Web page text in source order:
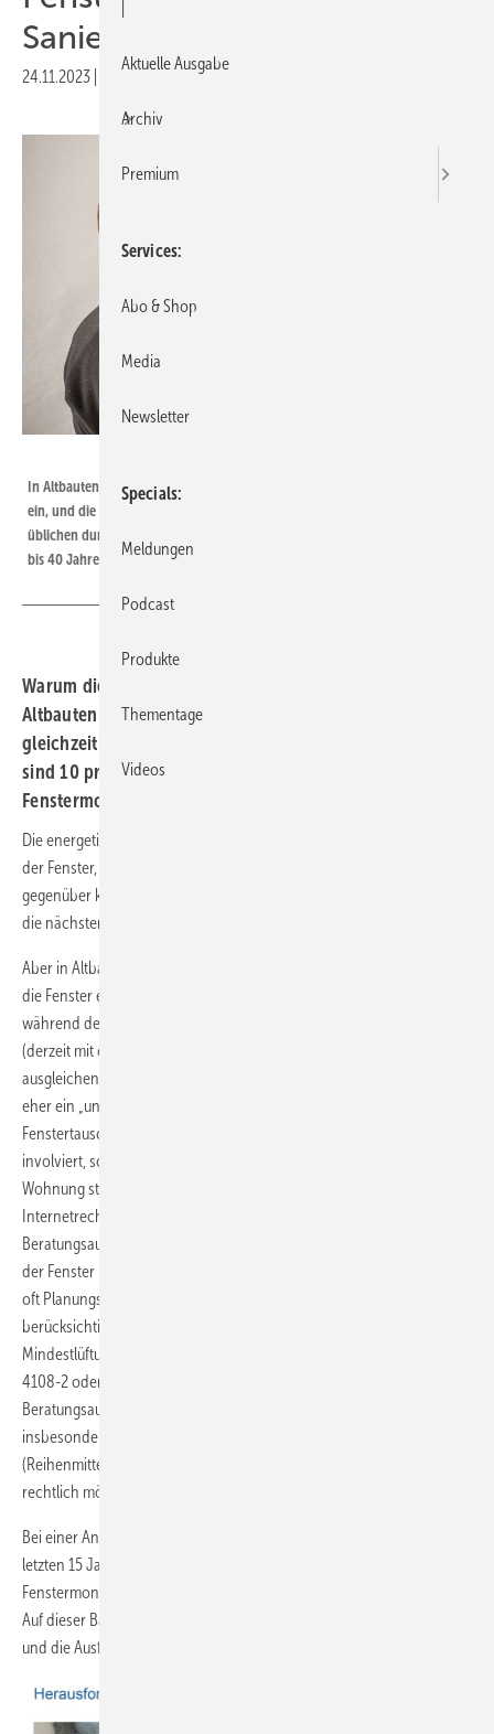
Sanierung
24.11.2023
In Altbauten wirkt eine Vielzahl unterschiedlicher Faktoren auf die Fenster
ein, und die Fenstermontage muss diese Einwirkungen während der
üblichen durchschnittlichen Nutzungsdauer der Fenster (derzeit mit ca. 30
bis 40 Jahre angesetzt) aufnehmen und ausgleichen.
Warum die energetische Sanierung von Fenstern in
Altbauten eine langfristig sichere Investition ist, aber
gleichzeitig oft ein Balanceakt für Fensterfirmen. Hier
sind 10 praxiserprobte Tipps für die erfolgreiche
Fenstermontage im Bestand.
Die energetische Modernisierung der Gebäudehülle, insbesondere
der Fenster, Türen und Fassaden, ist attraktiv, weil sie relativ stabil
gegenüber kurzfristigen Konjunkturschwankungen ist und Aufträge für
die nächsten 10-20 Jahre sichert.
Aber in Altbauten wirkt eine Vielzahl unterschiedlicher Faktoren auf
die Fenster ein, und die Fenstermontage muss diese Einwirkungen
während der üblichen durchschnittlichen Nutzungsdauer der Fenster
(derzeit mit ca. 30 bis 40 Jahre angesetzt) aufnehmen und
ausgleichen. Dennoch ist die fachgerechte Fenstermontage im Altbau
eher ein „ungeliebtes Kind“ der Fensterfirmen, denn beim
Fenstertausch ist in den meisten Fällen kein Architekt oder Planer
involviert, so dass die Abstimmung direkt mit dem Besitzer der
Wohnung stattfindet, der i.d.R. ein technischer Laie ist oder sich über
Internetrecherchen Halbwissen angeeignet hat. Neben dem erhöhten
Beratungsaufwand, z.B. zur Materialauswahl, Aussehen und Funktion
der Fenster und Verglasungen, übernehmen die ausführenden Firmen
oft Planungsaufgaben und damit auch Haftungsrisiken, die vertraglich
berücksichtigt werden sollten. Insbesondere durch die Vorgaben zur
Mindestlüftung nach DIN 1946-6, zum Mindestwärmeschutz nach DIN
4108-2 oder zum sommerlichen Wärmeschutz resultiert ein höherer
Beratungsaufwand bei gleichzeitig geringer Auftragssumme,
insbesondere bei Wohnungen oder kleinen Häusern
(Reihenmittelhaus). Eine zusätzliche Vergütung dieser Leistungen ist
rechtlich möglich, aber häufig schwer durchzusetzen.
Bei einer Analyse der „Ist-Situation“ anhand von Schadensfällen der
letzten 15 Jahren zeigten sich typische Aufgabenbereiche, die bei der
Fenstermontage im Altbau im Vergleich zum Neubau zu beachten sind.
Auf dieser Basis sind folgende Praxistipps für die Kalkulation, Angebot
und die Ausführung zu beachten:
Aktuelle Ausgabe
Archiv
Premium
Services
Abo & Shop
Media
Newsletter
Specials
Meldungen
Podcast
Produkte
Thementage
Videos